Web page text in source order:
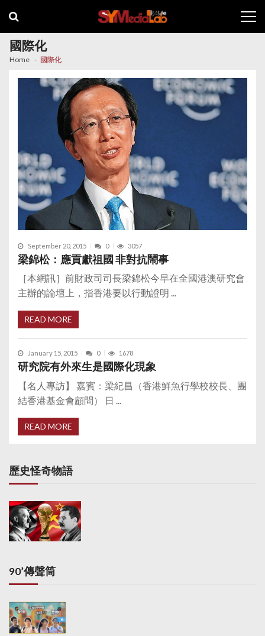
navigation
content
國際化
Home 國際化
September 20, 2015 0 3057
梁錦松：應貢獻祖國 非對抗鬧事
［本網訊］前財政司司長梁錦松今早在全國港澳研究會
主辦的論壇上，指香港要以行動證明 ...
READ MORE
January 15, 2015 0 1678
研究院有外來生是國際化現象
【名人專訪】 嘉賓：梁紀昌（香港鮮魚行學校校長、團
結香港基金會顧問） 日 ...
READ MORE
歷史怪奇物語
90’傳聲筒